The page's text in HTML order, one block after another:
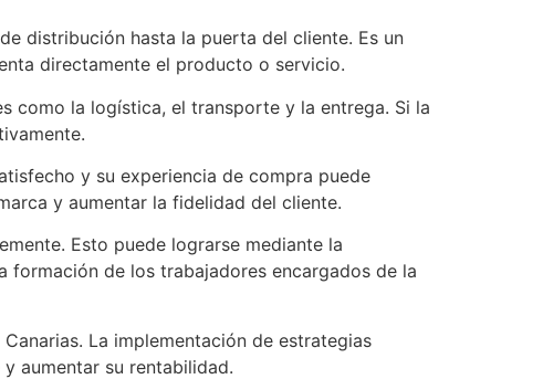
distribución hasta la puerta del cliente. Es un
directamente el producto o servicio.
como la logística, el transporte y la entrega. Si la
y su experiencia de compra puede
y aumentar la fidelidad del cliente.
Esto puede lograrse mediante la
formación de los trabajadores encargados de la
La implementación de estrategias
aumentar su rentabilidad.